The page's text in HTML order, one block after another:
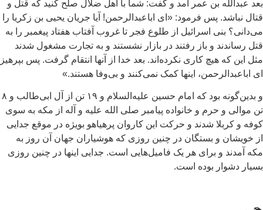
عبدالله بن عمر آمد و گفت: شما با اهل ضلال صلح كنيد كه قتل و
نباشد. پس فرمود: «ای اباعبدالرحمن! آيا جريان يحيی بن زكريا را
بنی اسرائيل از طلوع فجر تا غروب آفتاب هفتاد پيغمبر را به
رساندند و باز رفتند در بازار نشستند و به تجارت مشغول شدند
اين كه هيچ كاری نكرده‌اند. بعد خدا از آنها انتقام گرفت. پس بپرهيز
اباعبدالرحمن، اينها كمک نمی‌كنند و بی‌وفا هستند.»
و بدین‌گونه بود که امام حسین علیه‌السلام و ۱۹ تن از آل ابی‌طالب و ۸
موالی و حرم و خانواده پيامبر صلی الله عليه و آله از مکه به سوی
و کربلا شدند و حركت اين كاروان پرهياهو بويژه در موقع جدايی
خويشان و بستگان در چنين روزی كه هوشياران جهان آن روز به
آمدند و برای هر يک فاميل‌هایی است. جدايی اينها در چنين روزی
دشوار بوده است.